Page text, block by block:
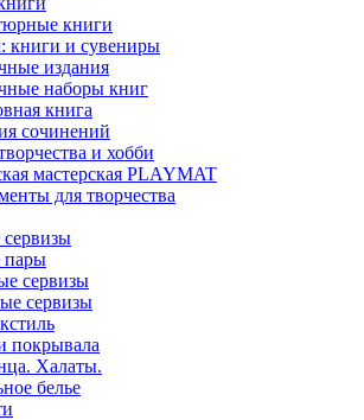
книги
книги и сувениры
издания
наборы книг
книга
сочинений
и хобби
мастерская PLAYMAT
для творчества
пары
сервизы
сервизы
покрывала
Халаты.
белье